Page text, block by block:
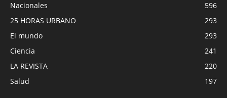
Nacionales
596
25 HORAS URBANO
293
El mundo
293
Ciencia
241
LA REVISTA
220
Salud
197